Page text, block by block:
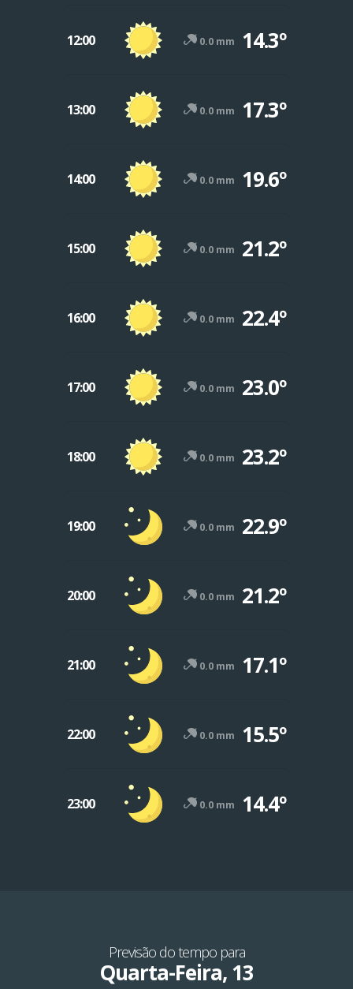
12:00 0.0 mm 14.3º
13:00 0.0 mm 17.3º
14:00 0.0 mm 19.6º
15:00 0.0 mm 21.2º
16:00 0.0 mm 22.4º
17:00 0.0 mm 23.0º
18:00 0.0 mm 23.2º
19:00 0.0 mm 22.9º
20:00 0.0 mm 21.2º
21:00 0.0 mm 17.1º
22:00 0.0 mm 15.5º
23:00 0.0 mm 14.4º
Previsão do tempo para
Quarta-Feira, 13